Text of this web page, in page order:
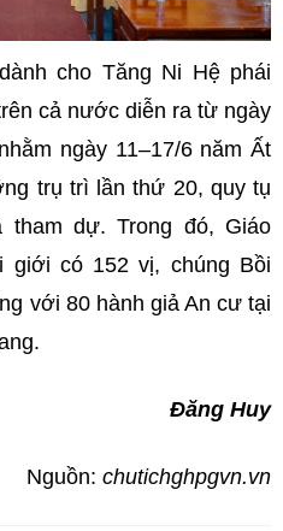
cho Tăng Ni Hệ phái
cả nước diễn ra từ ngày
ngày 11–17/6 năm Ất
trụ trì lần thứ 20, quy tụ
tham dự. Trong đó, Giáo
giới có 152 vị, chúng Bồi
với 80 hành giả An cư tại
Đăng Huy
Nguồn: chutichghpgvn.vn